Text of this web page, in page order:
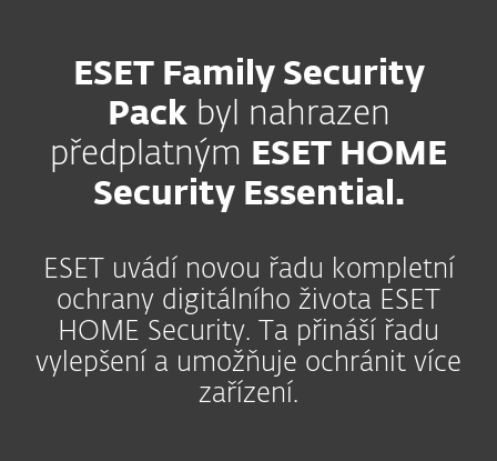
ESET Family Security
Packbyl nahrazen
předplatným ESET HOME
Security Essential.
ESET uvádí novou řadu kompletní
ochrany digitálního života ESET
HOME Security. Ta přináší řadu
vylepšení a umožňuje ochránit více
zařízení.